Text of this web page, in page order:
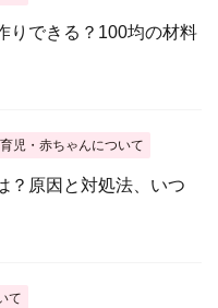
りできる？100均の材料
育児・赤ちゃんについて
？原因と対処法、いつ
て